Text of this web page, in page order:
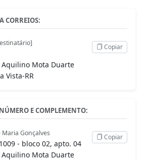
CORREIOS:
Aquilino Mota Duarte
Vista-RR
Copiar
E COMPLEMENTO:
Maria Gonçalves
- bloco 02, apto. 04
Aquilino Mota Duarte
Copiar